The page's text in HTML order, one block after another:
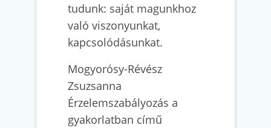
tudunk: saját magunkhoz
való viszonyunkat,
kapcsolódásunkat.
Mogyorósy-Révész
Zsuzsanna
Érzelemszabályozás a
gyakorlatban című